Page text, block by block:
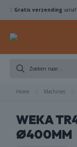
Gratis verzending
Home Machines
WEKA
Ø400MM
ZAAGBLADEN
KOMSCHIJVEN